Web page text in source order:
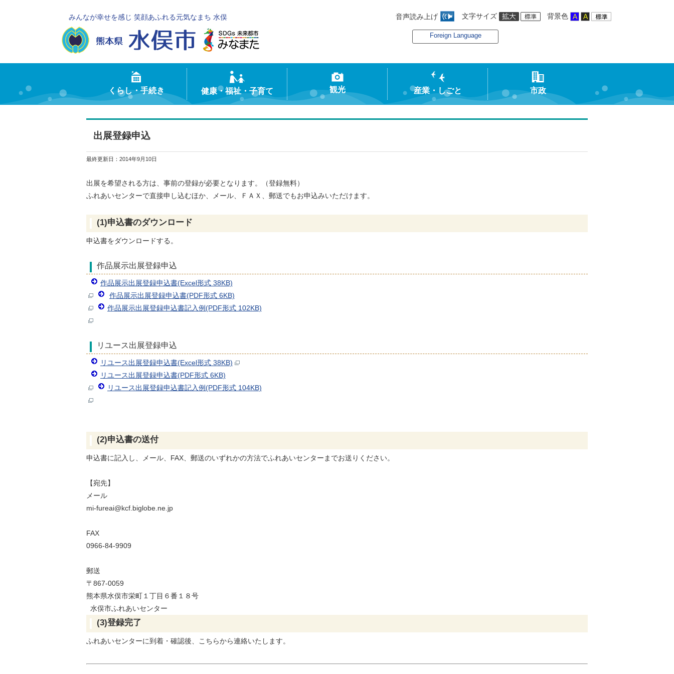
みんなが幸せを感じ 笑顔あふれる元気なまち 水俣 音声読み上げ 文字サイズ 背景色
Foreign Language
くらし・手続き 健康・福祉・子育て 観光 産業・しごと 市政
出展登録申込
最終更新日： 2014年9月10日
出展を希望される方は、事前の登録が必要となります。（登録無料）
ふれあいセンターで直接申し込むほか、メール、ＦＡＸ、郵送でもお申込みいただけます。
(1)申込書のダウンロード
申込書をダウンロードする。
作品展示出展登録申込
作品展示出展登録申込書(Excel形式 38KB)
作品展示出展登録申込書(PDF形式 6KB)
作品展示出展登録申込書記入例(PDF形式 102KB)
リユース出展登録申込
リユース出展登録申込書(Excel形式 38KB)
リユース出展登録申込書(PDF形式 6KB)
リユース出展登録申込書記入例(PDF形式 104KB)
(2)申込書の送付
申込書に記入し、メール、FAX、郵送のいずれかの方法でふれあいセンターまでお送りください。
【宛先】
メール
mi-fureai@kcf.biglobe.ne.jp
FAX
0966-84-9909
郵送
〒867-0059
熊本県水俣市栄町１丁目６番１８号
水俣市ふれあいセンター
(3)登録完了
ふれあいセンターに到着・確認後、こちらから連絡いたします。